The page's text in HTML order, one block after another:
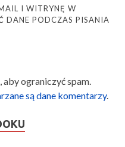
I WITRYNĘ W
DANE PODCZAS PISANIA
ograniczyć spam.
są dane komentarzy.